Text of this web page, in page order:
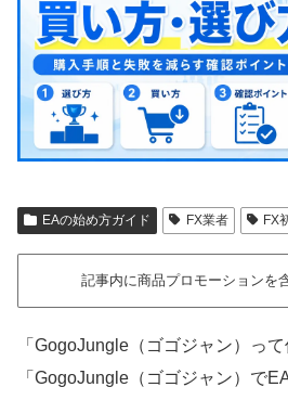
EAの始め方ガイド FX業者 FX
記事内に商品プロモーションを
「GogoJungle（ゴゴジャン）って
「GogoJungle（ゴゴジャン）で